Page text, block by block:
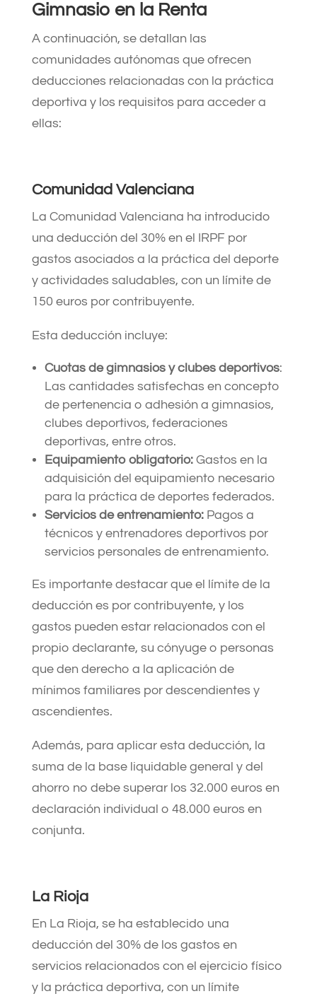
Gimnasio en la Renta
A continuación, se detallan las
comunidades autónomas que ofrecen
deducciones relacionadas con la práctica
deportiva y los requisitos para acceder a
ellas:​
Comunidad Valenciana
La Comunidad Valenciana ha introducido
una deducción del 30% en el IRPF por
gastos asociados a la práctica del deporte
y actividades saludables, con un límite de
150 euros por contribuyente.
Esta deducción incluye:​
Cuotas de gimnasios y clubes deportivos:
Las cantidades satisfechas en concepto
de pertenencia o adhesión a gimnasios,
clubes deportivos, federaciones
deportivas, entre otros.​
Equipamiento obligatorio:Gastos en la
adquisición del equipamiento necesario
para la práctica de deportes federados.​
Servicios de entrenamiento:Pagos a
técnicos y entrenadores deportivos por
servicios personales de entrenamiento.​
Es importante destacar que el límite de la
deducción es por contribuyente, y los
gastos pueden estar relacionados con el
propio declarante, su cónyuge o personas
que den derecho a la aplicación de
mínimos familiares por descendientes y
ascendientes.
Además, para aplicar esta deducción, la
suma de la base liquidable general y del
ahorro no debe superar los 32.000 euros en
declaración individual o 48.000 euros en
conjunta. ​
La Rioja
En La Rioja, se ha establecido una
deducción del 30% de los gastos en
servicios relacionados con el ejercicio físico
y la práctica deportiva, con un límite